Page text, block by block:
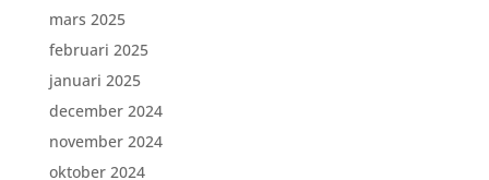
mars 2025
februari 2025
januari 2025
december 2024
november 2024
oktober 2024